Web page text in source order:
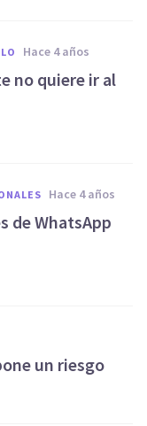
hace 4 años
no quiere ir al
hace 4 años
de WhatsApp
un riesgo